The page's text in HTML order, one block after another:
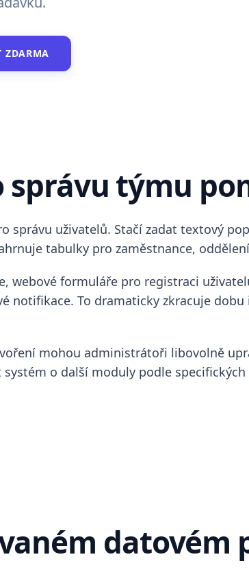
ZDARMA
týmu
uživatelů. Stačí zadat textový
tabulky pro zaměstnance,
webové formuláře pro registraci
notifikace. To dramaticky zkracuje
mohou administrátoři libovolně
o další moduly podle
datovém